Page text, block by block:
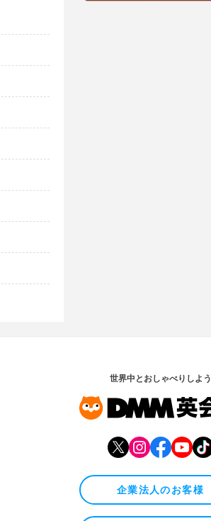
世界中とおしゃべりしよう
企業法人のお客様